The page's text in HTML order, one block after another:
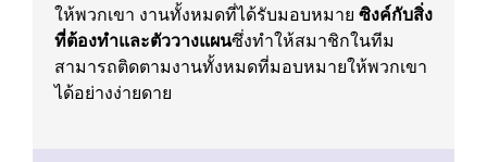
ให้พวกเขา งานทั้งหมดที่ได้รับมอบหมาย ซิงค์กับสิ่ง
ที่ต้องทำและตัววางแผนซึ่งทำให้สมาชิกในทีม
สามารถติดตามงานทั้งหมดที่มอบหมายให้พวกเขา
ได้อย่างง่ายดาย